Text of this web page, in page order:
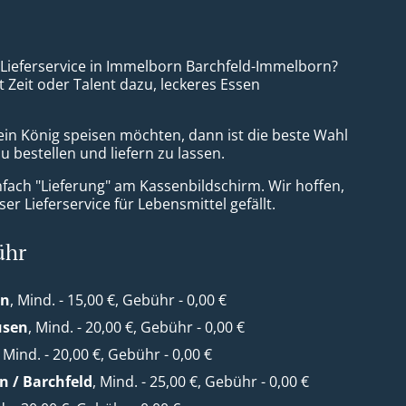
in Immelborn Barchfeld-Immelborn?
oder Talent dazu, leckeres Essen
König speisen möchten, dann ist die beste Wahl
bestellen und liefern zu lassen.
"Lieferung" am Kassenbildschirm. Wir hoffen,
Lieferservice für Lebensmittel gefällt.
, Mind. - 15,00 €, Gebühr - 0,00 €
, Mind. - 20,00 €, Gebühr - 0,00 €
Mind. - 20,00 €, Gebühr - 0,00 €
/ Barchfeld, Mind. - 25,00 €, Gebühr - 0,00 €